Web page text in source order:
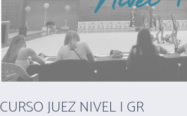
CURSO JUEZ NIVEL I GR